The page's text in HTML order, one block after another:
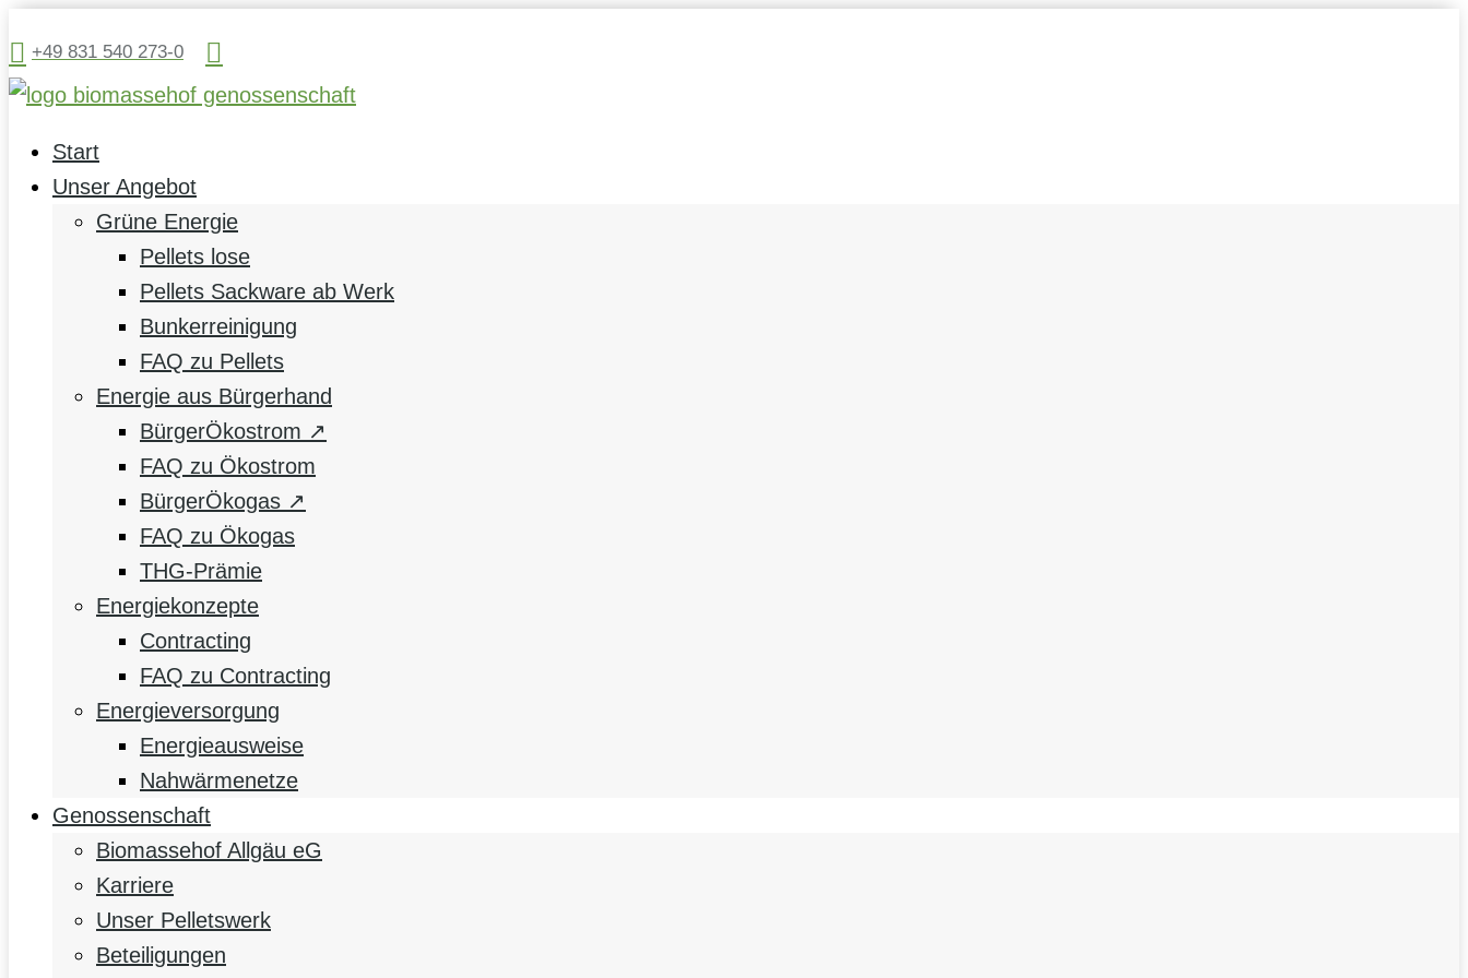
 +49 831 540 273-0 
Start
Unser Angebot
Grüne Energie
Pellets lose
Pellets Sackware ab Werk
Bunkerreinigung
FAQ zu Pellets
Energie aus Bürgerhand
BürgerÖkostrom ↗
FAQ zu Ökostrom
BürgerÖkogas ↗
FAQ zu Ökogas
THG-Prämie
Energiekonzepte
Contracting
FAQ zu Contracting
Energieversorgung
Energieausweise
Nahwärmenetze
Genossenschaft
Biomassehof Allgäu eG
Karriere
Unser Pelletswerk
Beteiligungen